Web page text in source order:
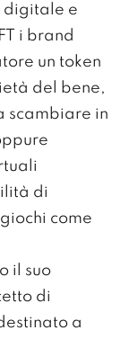
digitale e
i brand
un token
del bene,
scambiare in
di
come
il suo
di
a